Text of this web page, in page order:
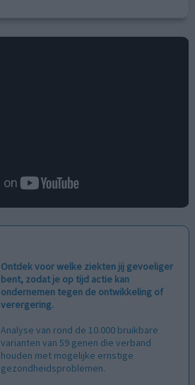
Ontdek voor welke ziekten jij gevoeliger
bent, zodat je op tijd actie kan
ondernemen tegen de ontwikkeling of
verergering.
Analyse van rond de 10.000 bruikbare
varianten van 59 genen die verband
houden met mogelijke ernstige
gezondheidsproblemen.